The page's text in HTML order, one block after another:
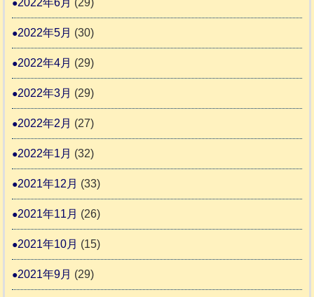
2022年5月 (30)
2022年4月 (29)
2022年3月 (29)
2022年2月 (27)
2022年1月 (32)
2021年12月 (33)
2021年11月 (26)
2021年10月 (15)
2021年9月 (29)